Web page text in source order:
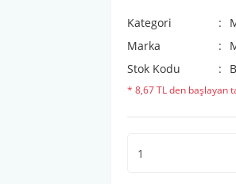
Kategori
Marka
Stok Kodu
* 8,67 TL den başlayan